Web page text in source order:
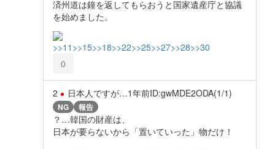
済州道は鐘を返してもらおうと国家遺産庁と協議
を始めました。
>>11 >>15>>18>>22>>25>>27>>28>>30
0
2 日本人ですが…1年前ID:gwMDE2ODA(1/1)
NG 報告
？…韓国の財産は、
日本が要らないから「置いていった」物だけ！